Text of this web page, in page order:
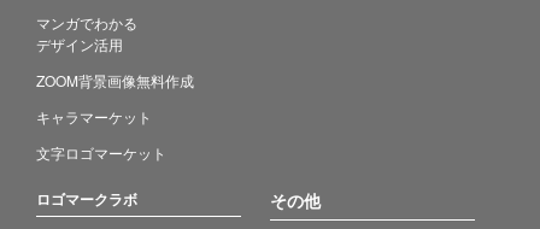
マンガでわかる
デザイン活用
ZOOM背景画像無料作成
キャラマーケット
文字ロゴマーケット
ロゴマークラボ その他